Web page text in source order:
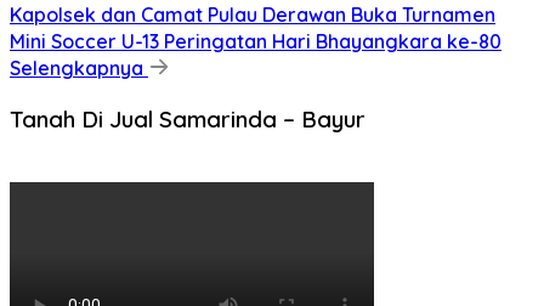
Kapolsek dan Camat Pulau Derawan Buka Turnamen
Mini Soccer U-13 Peringatan Hari Bhayangkara ke-80
Selengkapnya
Tanah Di Jual Samarinda – Bayur